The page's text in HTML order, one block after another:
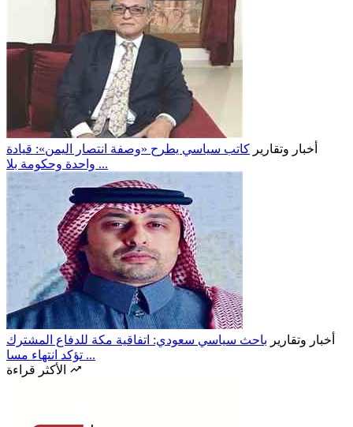
أخبار وتقارير كاتب سياسي يطرح «وصفة انتصار اليمن»: قيادة
واحدة وحكومة بلا ...
أخبار وتقارير باحث سياسي سعودي: اتفاقية مكة للدفاع المشترك
تؤكد انتهاء مسا ...